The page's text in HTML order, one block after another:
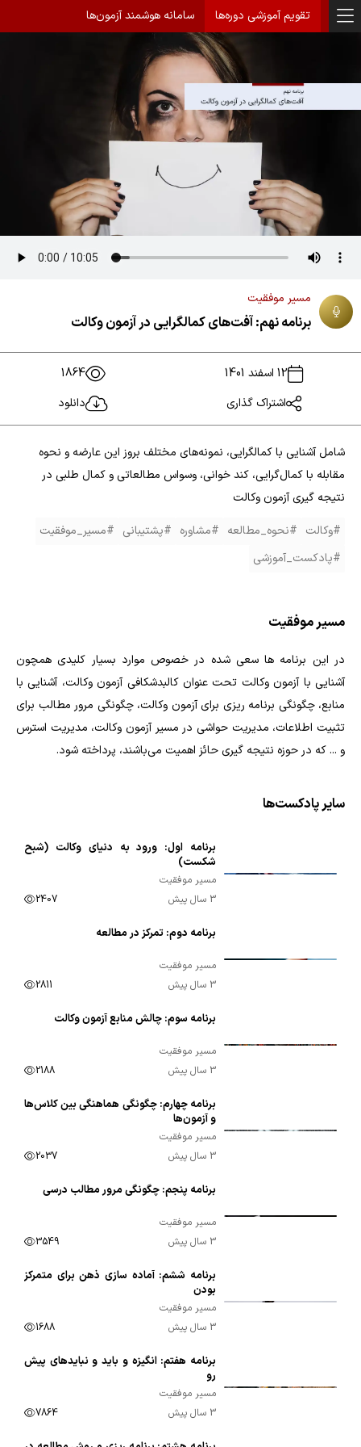
تقویم آموزشی دوره‌ها سامانه هوشمند آزمون‌ها
برنامه نهم: آفت‌های کمالگرایی در آزمون وکالت
مسیر موفقیت
12 اسفند 1401
1864
اشتراک گذاری
دانلود
شامل آشنایی با کمالگرایی، نمونه‌های مختلف بروز این عارضه و نحوه
مقابله با کمال‌‌گرایی، کند خوانی، وسواس مطالعاتی و کمال طلبی در
نتیجه گیری آزمون وکالت
#وکالت #نحوه_مطالعه #مشاوره #پشتیبانی #مسیر_موفقیت
#پادکست_آموزشی
مسیر موفقیت
در این برنامه ها سعی شده در خصوص موارد بسیار کلیدی همچون
آشنایی با آزمون وکالت تحت عنوان کالبدشکافی آزمون وکالت، آشنایی با
منابع، چگونگی برنامه ریزی برای آزمون وکالت، چگونگی مرور مطالب برای
تثبیت اطلاعات، مدیریت حواشی در مسیر آزمون وکالت، مدیریت استرس
و ... که در حوزه نتیجه گیری حائز اهمیت می‌باشند، پرداخته شود.
سایر پادکست‌ها
برنامه اول: ورود به دنیای وکالت (شبح
شکست)
مسیر موفقیت
3 سال پیش
2407
برنامه دوم: تمرکز در مطالعه
مسیر موفقیت
3 سال پیش
2811
برنامه سوم: چالش منابع آزمون وکالت
مسیر موفقیت
3 سال پیش
2188
برنامه چهارم: چگونگی هماهنگی بین کلاس‌ها
و آزمون‌ها
مسیر موفقیت
3 سال پیش
2037
برنامه پنجم: چگونگی مرور مطالب درسی
مسیر موفقیت
3 سال پیش
3549
برنامه ششم: آماده سازی ذهن برای متمرکز
بودن
مسیر موفقیت
3 سال پیش
1688
برنامه هفتم: انگیزه و باید و نبایدهای پیش
رو
مسیر موفقیت
3 سال پیش
7864